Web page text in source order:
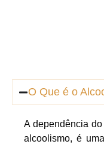
O Que é o
A dependência
alcoolismo, é